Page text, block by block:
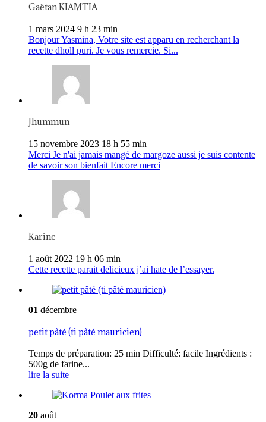
Gaëtan KIAMTIA
1 mars 2024 9 h 23 min
Bonjour Yasmina, Votre site est apparu en recherchant la
recette dholl puri. Je vous remercie. Si...
Jhummun
15 novembre 2023 18 h 55 min
Merci Je n'ai jamais mangé de margoze aussi je suis contente
de savoir son bienfait Encore merci
Karine
1 août 2022 19 h 06 min
Cette recette parait delicieux j’ai hate de l’essayer.
01 décembre
petit pâté (ti pâté mauricien)
Temps de préparation: 25 min Difficulté: facile Ingrédients :
500g de farine...
lire la suite
20 août